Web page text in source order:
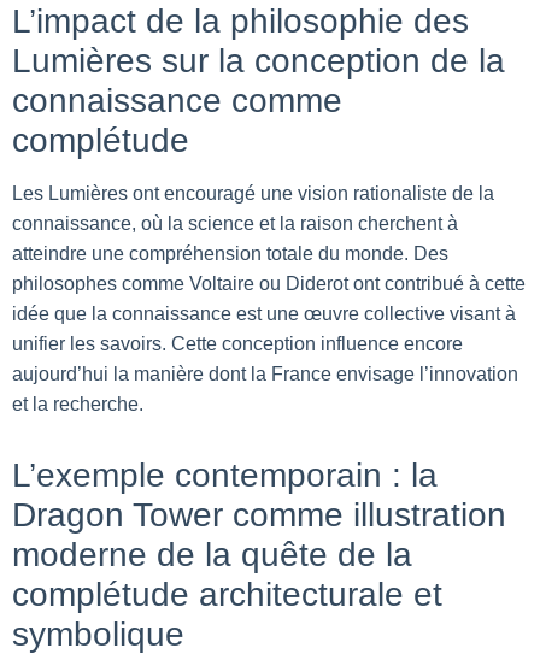
L’impact de la philosophie des
Lumières sur la conception de la
connaissance comme
complétude
Les Lumières ont encouragé une vision rationaliste de la
connaissance, où la science et la raison cherchent à
atteindre une compréhension totale du monde. Des
philosophes comme Voltaire ou Diderot ont contribué à cette
idée que la connaissance est une œuvre collective visant à
unifier les savoirs. Cette conception influence encore
aujourd’hui la manière dont la France envisage l’innovation
et la recherche.
L’exemple contemporain : la
Dragon Tower comme illustration
moderne de la quête de la
complétude architecturale et
symbolique